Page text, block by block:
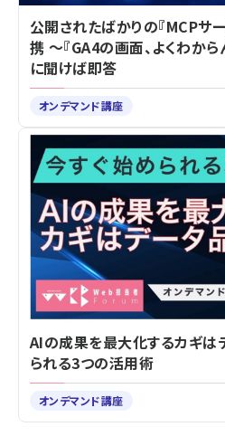
公開されたばかりの『MCPサ
携 ～『GA4の画面、よくわか
に聞けば即答
オンデマンド講座
AIの成果を最大化するカギは
られる3つの活用術
オンデマンド講座